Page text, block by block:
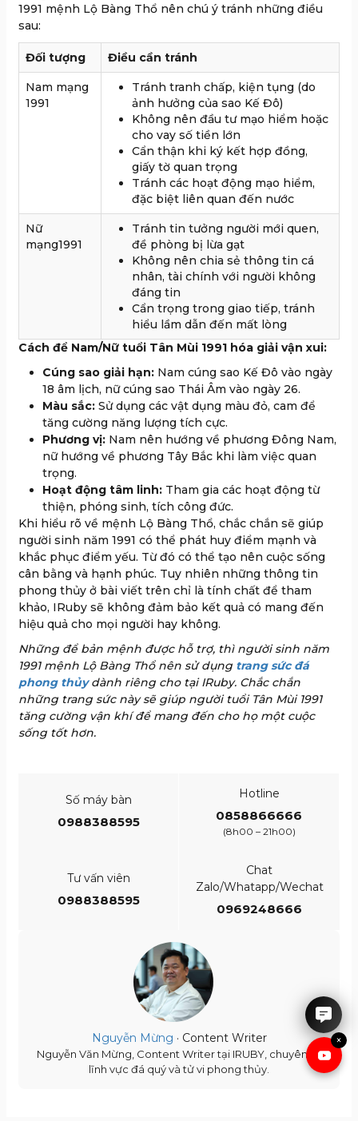
×
1991 mệnh Lộ Bàng Thổ nên chú ý tránh những điều
sau:
Đối tượng Điều cần tránh
Nam mạng
1991
Tránh tranh chấp, kiện tụng (do
ảnh hưởng của sao Kế Đô)
Không nên đầu tư mạo hiểm hoặc
cho vay số tiền lớn
Cẩn thận khi ký kết hợp đồng,
giấy tờ quan trọng
Tránh các hoạt động mạo hiểm,
đặc biệt liên quan đến nước
Nữ
mạng1991
Tránh tin tưởng người mới quen,
đề phòng bị lừa gạt
Không nên chia sẻ thông tin cá
nhân, tài chính với người không
đáng tin
Cẩn trọng trong giao tiếp, tránh
hiểu lầm dẫn đến mất lòng
Cách để Nam/Nữ tuổi Tân Mùi 1991 hóa giải vận xui:
Cúng sao giải hạn: Nam cúng sao Kế Đô vào ngày
18 âm lịch, nữ cúng sao Thái Âm vào ngày 26.
Màu sắc: Sử dụng các vật dụng màu đỏ, cam để
tăng cường năng lượng tích cực.
Phương vị: Nam nên hướng về phương Đông Nam,
nữ hướng về phương Tây Bắc khi làm việc quan
trọng.
Hoạt động tâm linh: Tham gia các hoạt động từ
thiện, phóng sinh, tích công đức.
Khi hiểu rõ về mệnh Lộ Bàng Thổ, chắc chắn sẽ giúp
người sinh năm 1991 có thể phát huy điểm mạnh và
khắc phục điểm yếu. Từ đó có thể tạo nên cuộc sống
cân bằng và hạnh phúc. Tuy nhiên những thông tin
phong thủy ở bài viết trên chỉ là tính chất để tham
khảo, IRuby sẽ không đảm bảo kết quả có mang đến
hiệu quả cho mọi người hay không.
Những để bản mệnh được hỗ trợ, thì người sinh năm
1991 mệnh Lộ Bàng Thổ nên sử dụng trang sức đá
phong thủydành riêng cho tại IRuby. Chắc chắn
những trang sức này sẽ giúp người tuổi Tân Mùi 1991
tăng cường vận khí để mang đến cho họ một cuộc
sống tốt hơn.
Số máy bàn
0988388595
Hotline
0858866666
(8h00 – 21h00)
Tư vấn viên
0988388595
Chat
Zalo/Whatapp/Wechat
0969248666
Nguyễn Mừng · Content Writer
Nguyễn Văn Mừng, Content Writer tại IRUBY, chuyên về
lĩnh vực đá quý và tử vi phong thủy.
IRUBY rất hân hạnh được tư
vấn cho anh chị.